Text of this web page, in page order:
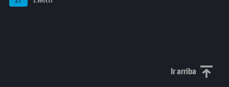
Ir arribaScroll to